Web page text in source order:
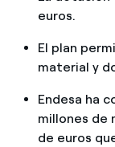
euros.
El plan
material y
Endesa ha
millones de
de euros